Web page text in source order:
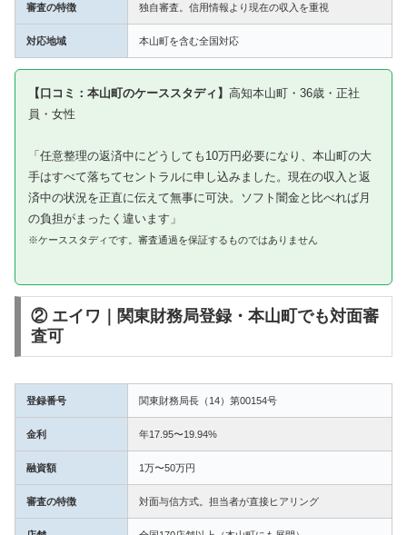
審査の特徴 独自審査。信用情報より現在の収入を重視
対応地域 本山町を含む全国対応
【口コミ：本山町のケーススタディ】 高知本山町・36歳・正社
員・女性
「任意整理の返済中にどうしても10万円必要になり、本山町の大
手はすべて落ちてセントラルに申し込みました。現在の収入と返
済中の状況を正直に伝えて無事に可決。ソフト闇金と比べれば月
の負担がまったく違います」
※ケーススタディです。審査通過を保証するものではありません
② エイワ｜関東財務局登録・本山町でも対面審
査可
登録番号 関東財務局長（14）第00154号
金利 年17.95〜19.94%
融資額 1万〜50万円
審査の特徴 対面与信方式。担当者が直接ヒアリング